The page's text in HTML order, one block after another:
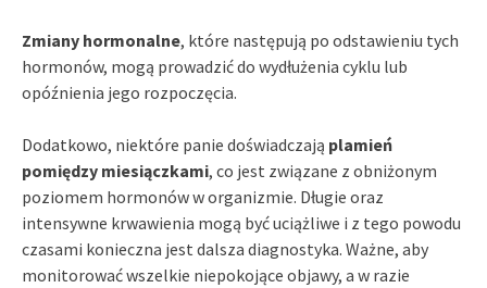
Zmiany hormonalne, które następują po odstawieniu tych
hormonów, mogą prowadzić do wydłużenia cyklu lub
opóźnienia jego rozpoczęcia.
Dodatkowo, niektóre panie doświadczają plamień
pomiędzy miesiączkami, co jest związane z obniżonym
poziomem hormonów w organizmie. Długie oraz
intensywne krwawienia mogą być uciążliwe i z tego powodu
czasami konieczna jest dalsza diagnostyka. Ważne, aby
monitorować wszelkie niepokojące objawy, a w razie